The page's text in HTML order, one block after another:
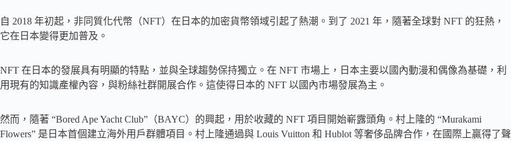
自 2018 年初起，非同質化代幣（NFT）在日本的加密貨幣領域引起了熱潮。到了 2021 年，隨著全球對 NFT 的狂熱，
它在日本變得更加普及。
NFT 在日本的發展具有明顯的特點，並與全球趨勢保持獨立。在 NFT 市場上，日本主要以國內動漫和偶像為基礎，利
用現有的知識產權內容，與粉絲社群開展合作。這使得日本的 NFT 以國內市場發展為主。
然而，隨著 “Bored Ape Yacht Club”（BAYC）的興起，用於收藏的 NFT 項目開始嶄露頭角。村上隆的 “Murakami
Flowers” 是日本首個建立海外用戶群體項目。村上隆通過與 Louis Vuitton 和 Hublot 等奢侈品牌合作，在國際上贏得了聲